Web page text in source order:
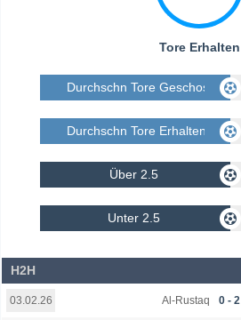
Tore Erhalten
Durchschn Tore Geschossen
Durchschn Tore Erhalten
Über 2.5
Unter 2.5
H2H
03.02.26 Al-Rustaq 0 - 2